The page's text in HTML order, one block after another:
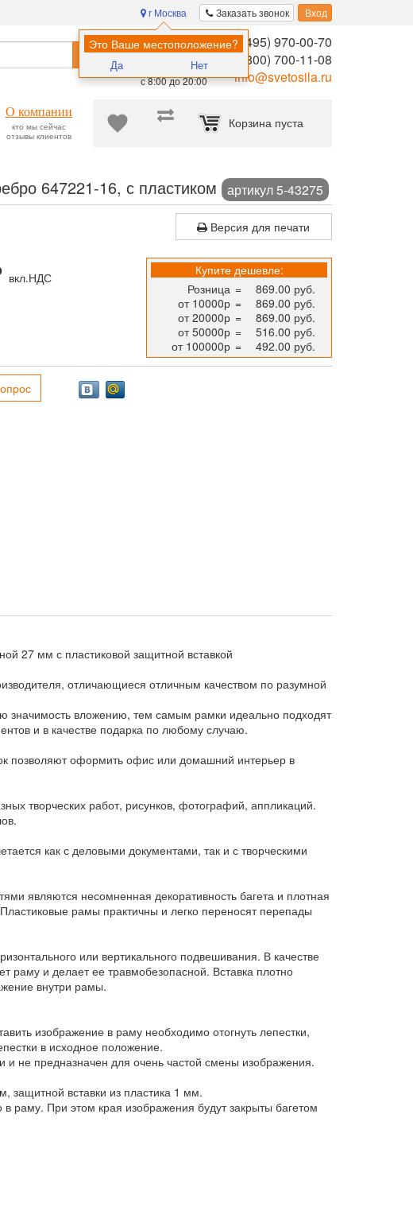
Заказать звонок Вход
г Москва
Это Ваше местоположение?
Да Нет
Помощь в
выборе:
Ежедневно,
с 8:00 до 20:00
8 (495) 970-00-70
8 (800) 700-11-08
info@svetosila.ru
Найти
Корзина пуста
О компании
кто мы сейчас
отзывы клиентов
647221-16, с пластиком артикул 5-43275
Версия для печати
вкл.НДС
Купите дешевле:
Розница =
869.00 руб.
от 10000р =
869.00 руб.
от 20000р =
869.00 руб.
от 50000р =
516.00 руб.
от 100000р = 492.00 руб.
27 мм с пластиковой защитной вставкой
отличающиеся отличным качеством по разумной
значимость вложению, тем самым рамки идеально подходят
и в качестве подарка по любому случаю.
позволяют оформить офис или домашний интерьер в
творческих работ, рисунков, фотографий, аппликаций.
как с деловыми документами, так и с творческими
являются несомненная декоративность багета и плотная
рамы практичны и легко переносят перепады
или вертикального подвешивания. В качестве
раму и делает ее травмобезопасной. Вставка плотно
внутри рамы.
изображение в раму необходимо отогнуть лепестки,
в исходное положение.
и не предназначен для очень частой смены изображения.
вставки из пластика 1 мм.
раму. При этом края изображения будут закрыты багетом